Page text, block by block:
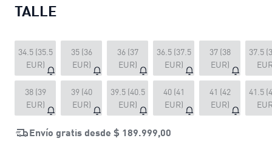
TALLE
34.5 (35.5
EUR)
35 (36
EUR)
36 (37
EUR)
36.5 (37.5
EUR)
37 (38
EUR)
37.5
38 (39
EUR)
39 (40
EUR)
39.5 (40.5
EUR)
40 (41
EUR)
41 (42
EUR)
41.5
Envío gratis desde $ 189.999,00